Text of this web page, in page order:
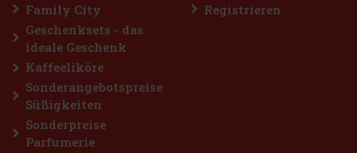
Family City
Geschenksets - das
ideale Geschenk
Kaffeeliköre
Sonderangebotspreise
Süßigkeiten
Sonderpreise
Parfumerie
Registrieren